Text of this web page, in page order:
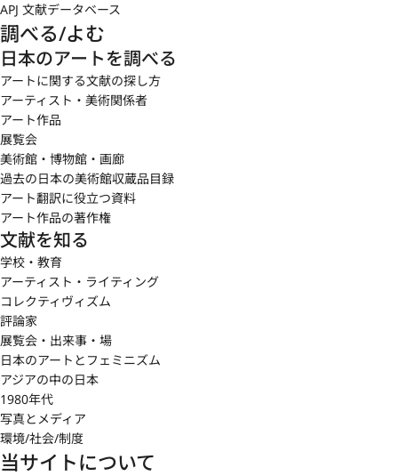
APJ 文献データベース
調べる/よむ
日本のアートを調べる
アートに関する文献の探し方
アーティスト・美術関係者
アート作品
展覧会
美術館・博物館・画廊
過去の日本の美術館収蔵品目録
アート翻訳に役立つ資料
アート作品の著作権
文献を知る
学校・教育
アーティスト・ライティング
コレクティヴィズム
評論家
展覧会・出来事・場
日本のアートとフェミニズム
アジアの中の日本
1980年代
写真とメディア
環境/社会/制度
当サイトについて